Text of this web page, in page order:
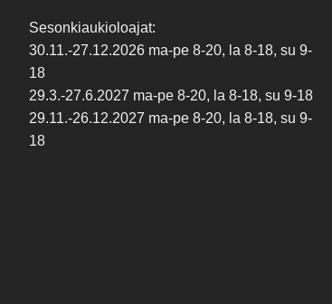
Sesonkiaukioloajat:
30.11.-27.12.2026 ma-pe 8-20, la 8-18, su 9-
18
29.3.-27.6.2027 ma-pe 8-20, la 8-18, su 9-18
29.11.-26.12.2027 ma-pe 8-20, la 8-18, su 9-
18